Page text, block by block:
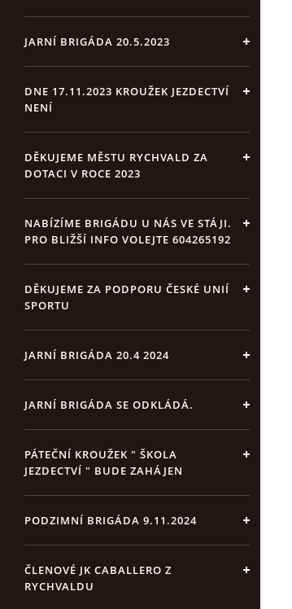
JARNÍ BRIGÁDA 20.5.2023
DNE 17.11.2023 KROUŽEK JEZDECTVÍ
NENÍ
DĚKUJEME MĚSTU RYCHVALD ZA
DOTACI V ROCE 2023
NABÍZÍME BRIGÁDU U NÁS VE STÁJI.
PRO BLIŽŠÍ INFO VOLEJTE 604265192
DĚKUJEME ZA PODPORU ČESKÉ UNIÍ
SPORTU
JARNÍ BRIGÁDA 20.4 2024
JARNÍ BRIGÁDA SE ODKLÁDÁ.
PÁTEČNÍ KROUŽEK " ŠKOLA
JEZDECTVÍ " BUDE ZAHÁJEN
PODZIMNÍ BRIGÁDA 9.11.2024
ČLENOVÉ JK CABALLERO Z
RYCHVALDU